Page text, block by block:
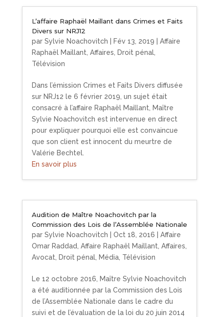
L’affaire Raphaël Maillant dans Crimes et Faits
Divers sur NRJ12
par Sylvie Noachovitch Fév 13, 2019
Affaire
Raphaël Maillant Affaires Droit pénal,
Télévision
Dans l’émission Crimes et Faits Divers diffusée
sur NRJ12 le 6 février 2019, un sujet était
consacré à l’affaire Raphaël Maillant, Maître
Sylvie Noachovitch est intervenue en direct
pour expliquer pourquoi elle est convaincue
que son client est innocent du meurtre de
Valérie Bechtel.
En savoir plus
Audition de Maître Noachovitch par la
Commission des Lois de l’Assemblée Nationale
par Sylvie Noachovitch Oct 18, 2016
Affaire
Omar Raddad Affaire Raphaël Maillant Affaires
Avocat
Droit pénal, Média, Télévision
Le 12 octobre 2016, Maître Sylvie Noachovitch
a été auditionnée par la Commission des Lois
de l’Assemblée Nationale dans le cadre du
suivi et de l’évaluation de la loi du 20 juin 2014